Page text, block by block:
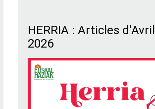
HERRIA : Articles d'Avril
2026